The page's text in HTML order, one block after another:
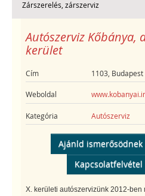
Zárszerelés, zárszerviz
Autószerviz Kőbánya,
kerület
Cím 1103, Budapest
Weboldal
Kategória Autószerviz
Ajánld ismerősödnek
Kapcsolatfelvétel
X. kerületi autószervizünk 2012-ben